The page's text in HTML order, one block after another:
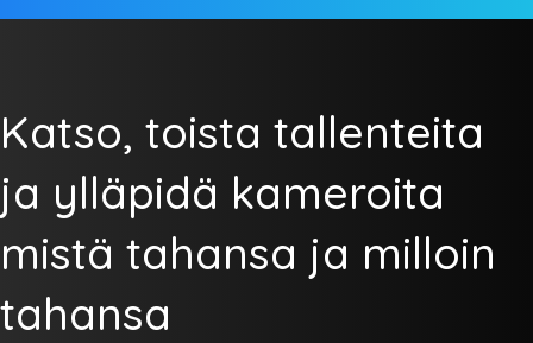
Katso, toista tallenteita
ja ylläpidä kameroita
mistä tahansa ja milloin
tahansa